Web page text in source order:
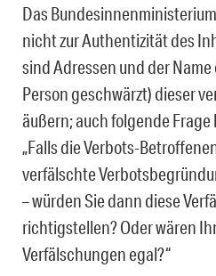
Das
nicht zur Authentizität des
sind Adressen und der
Person geschwärzt) dieser
äußern; auch folgende
„Falls die Verbots-
verfälschte
– würden Sie dann diese
richtigstellen? Oder wären
Verfälschungen egal?“